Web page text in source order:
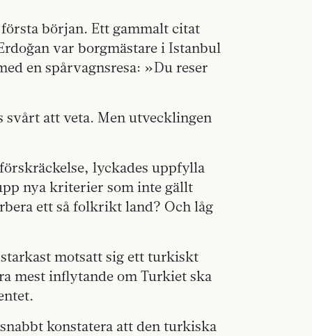
början. Ett gammalt citat
var borgmästare i Istanbul
en spårvagnsresa: »Du reser
att veta. Men utvecklingen
lyckades uppfylla
nya kriterier som inte gällt
ett så folkrikt land? Och låg
motsatt sig ett turkiskt
mest inflytande om Turkiet ska
konstatera att den turkiska